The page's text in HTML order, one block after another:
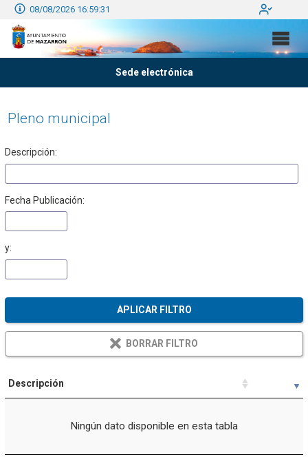
08/08/2026 16:59:31
Sede electrónica
Pleno municipal
Descripción:
Fecha Publicación:
y:
APLICAR FILTRO
BORRAR FILTRO
Descripción
Ningún dato disponible en esta tabla